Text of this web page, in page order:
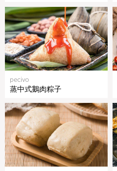
pecivo
蒸中式鵝肉粽子